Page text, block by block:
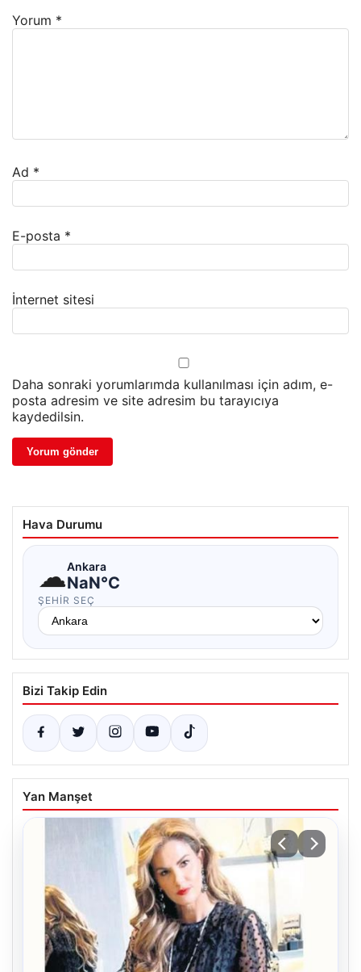
Yorum *
Ad *
E-posta *
İnternet sitesi
Daha sonraki yorumlarımda kullanılması için adım, e-
posta adresim ve site adresim bu tarayıcıya
kaydedilsin.
Hava Durumu
☁Ankara
NaN°C
ŞEHIR SEÇ
Bizi Takip Edin
Yan Manşet